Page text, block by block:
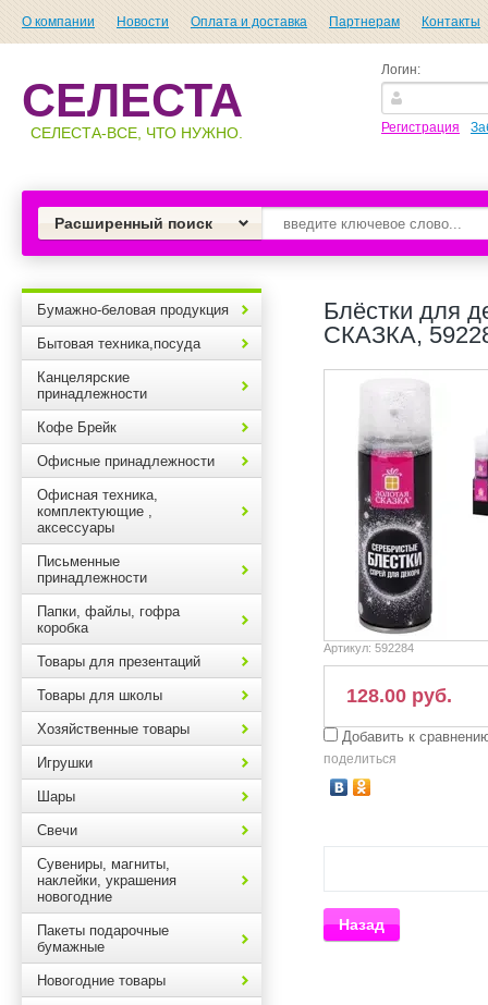
О компании Новости Оплата и доставка Партнерам Контакты
СЕЛЕСТА
СЕЛЕСТА-ВСЕ, ЧТО НУЖНО.
Логин:
Регистрация
Расширенный поиск
Бумажно-беловая продукция
Бытовая техника,посуда
Канцелярские
принадлежности
Кофе Брейк
Офисные принадлежности
Офисная техника,
комплектующие ,
аксессуары
Письменные
принадлежности
Папки, файлы, гофра
коробка
Товары для презентаций
Товары для школы
Хозяйственные товары
Игрушки
Шары
Свечи
Сувениры, магниты,
наклейки, украшения
новогодние
Пакеты подарочные
бумажные
Новогодние товары
Блёстки для
СКАЗКА,
Артикул: 592284
128.00 руб.
Добавить к
поделиться
Назад